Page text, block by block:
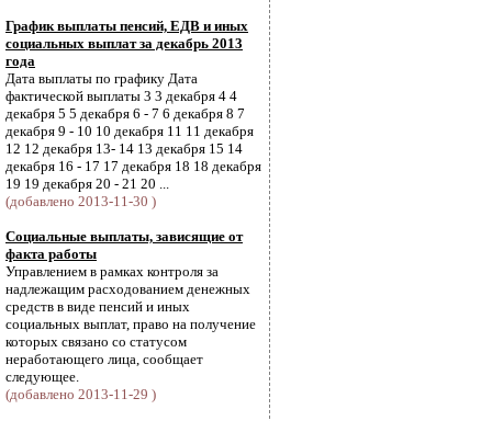
График выплаты пенсий, ЕДВ и иных
социальных выплат за декабрь 2013
года
Дата выплаты по графику Дата
фактической выплаты 3 3 декабря 4 4
декабря 5 5 декабря 6 - 7 6 декабря 8 7
декабря 9 - 10 10 декабря 11 11 декабря
12 12 декабря 13- 14 13 декабря 15 14
декабря 16 - 17 17 декабря 18 18 декабря
19 19 декабря 20 - 21 20 ...
(добавлено 2013-11-30 )
Социальные выплаты, зависящие от
факта работы
Управлением в рамках контроля за
надлежащим расходованием денежных
средств в виде пенсий и иных
социальных выплат, право на получение
которых связано со статусом
неработающего лица, сообщает
следующее.
(добавлено 2013-11-29 )